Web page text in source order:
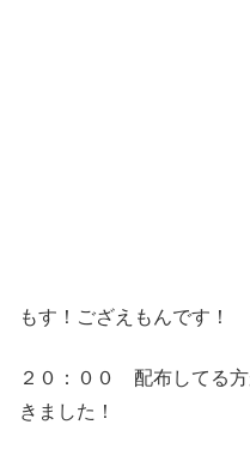
もす！ござえもんです！
２０：００ 配布してる
きました！